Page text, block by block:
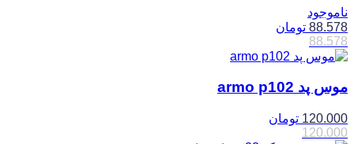
ناموجود
88.578 تومان
88.578
موس پد armo p102
120.000 تومان
120.000